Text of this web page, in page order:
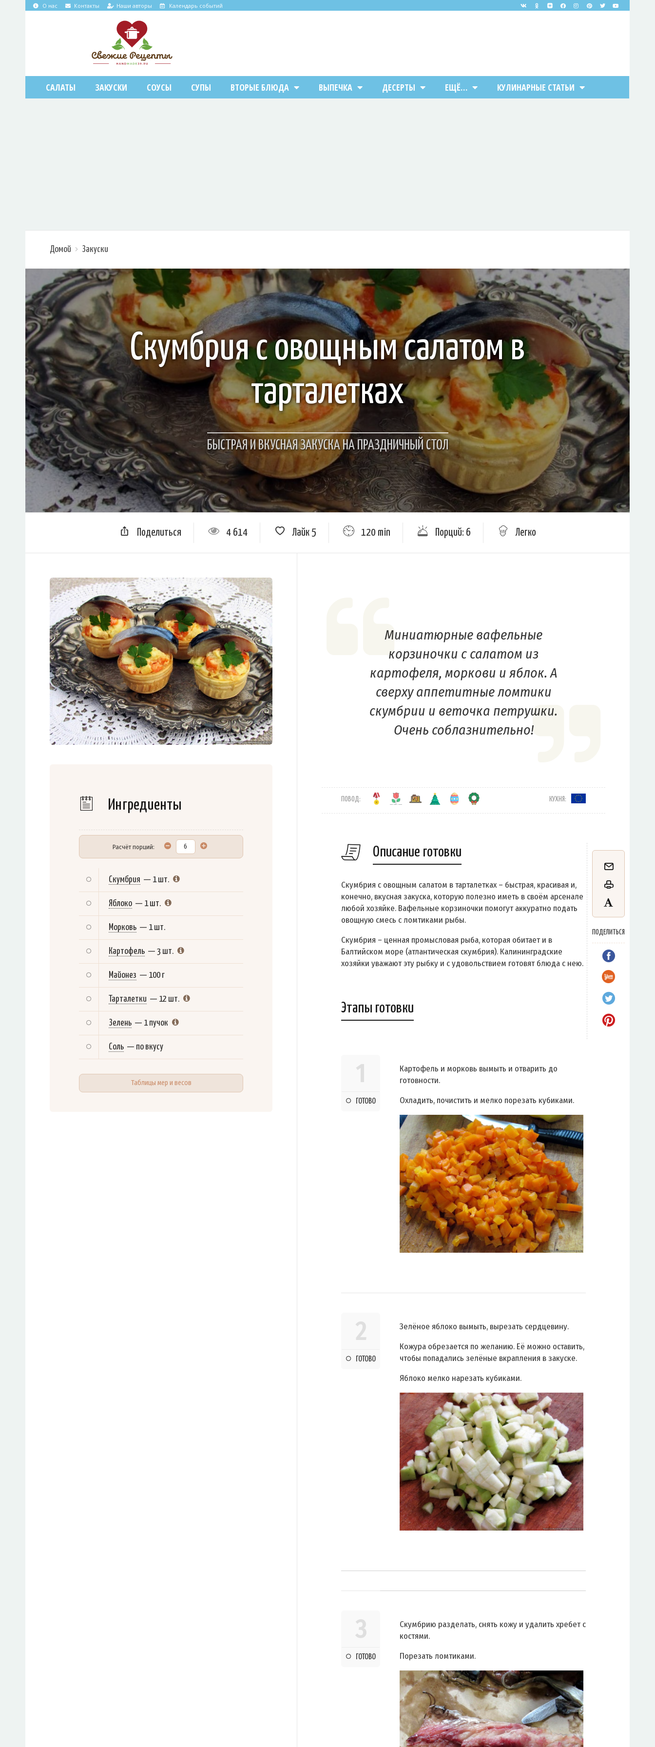
О нас Контакты Наши авторы Календарь событий
САЛАТЫ ЗАКУСКИ СОУСЫ СУПЫ ВТОРЫЕ БЛЮДА ВЫПЕЧКА ДЕСЕРТЫ ЕЩЁ… КУЛИНАРНЫЕ СТАТЬИ
Домой Закуски
Скумбрия с овощным салатом в
тарталетках
БЫСТРАЯ И ВКУСНАЯ ЗАКУСКА НА ПРАЗДНИЧНЫЙ СТОЛ
Поделиться 4 614 Лайк 5 120 min Порций: 6 Легко
Ингредиенты
Расчёт порций:
Скумбрия — 1 шт.
Яблоко — 1 шт.
Морковь — 1 шт.
Картофель — 3 шт.
Майонез — 100 г
Тарталетки — 12 шт.
Зелень — 1 пучок
Соль — по вкусу
Таблицы мер и весов
Миниатюрные вафельные
корзиночки с салатом из
картофеля, моркови и яблок. А
сверху аппетитные ломтики
скумбрии и веточка петрушки.
Очень соблазнительно!
ПОВОД: КУХНЯ:
Описание готовки
ПОДЕЛИТЬСЯ
Скумбрия с овощным салатом в тарталетках – быстрая, красивая и,
конечно, вкусная закуска, которую полезно иметь в своём арсенале
любой хозяйке. Вафельные корзиночки помогут аккуратно подать
овощную смесь с ломтиками рыбы.
Скумбрия – ценная промысловая рыба, которая обитает и в
Балтийском море (атлантическая скумбрия). Калининградские
хозяйки уважают эту рыбку и с удовольствием готовят блюда с нею.
Этапы готовки
1
ГОТОВО
Картофель и морковь вымыть и отварить до
готовности.
Охладить, почистить и мелко порезать кубиками.
2
ГОТОВО
Зелёное яблоко вымыть, вырезать сердцевину.
Кожура обрезается по желанию. Её можно оставить,
чтобы попадались зелёные вкрапления в закуске.
Яблоко мелко нарезать кубиками.
3
ГОТОВО
Скумбрию разделать, снять кожу и удалить хребет с
костями.
Порезать ломтиками.